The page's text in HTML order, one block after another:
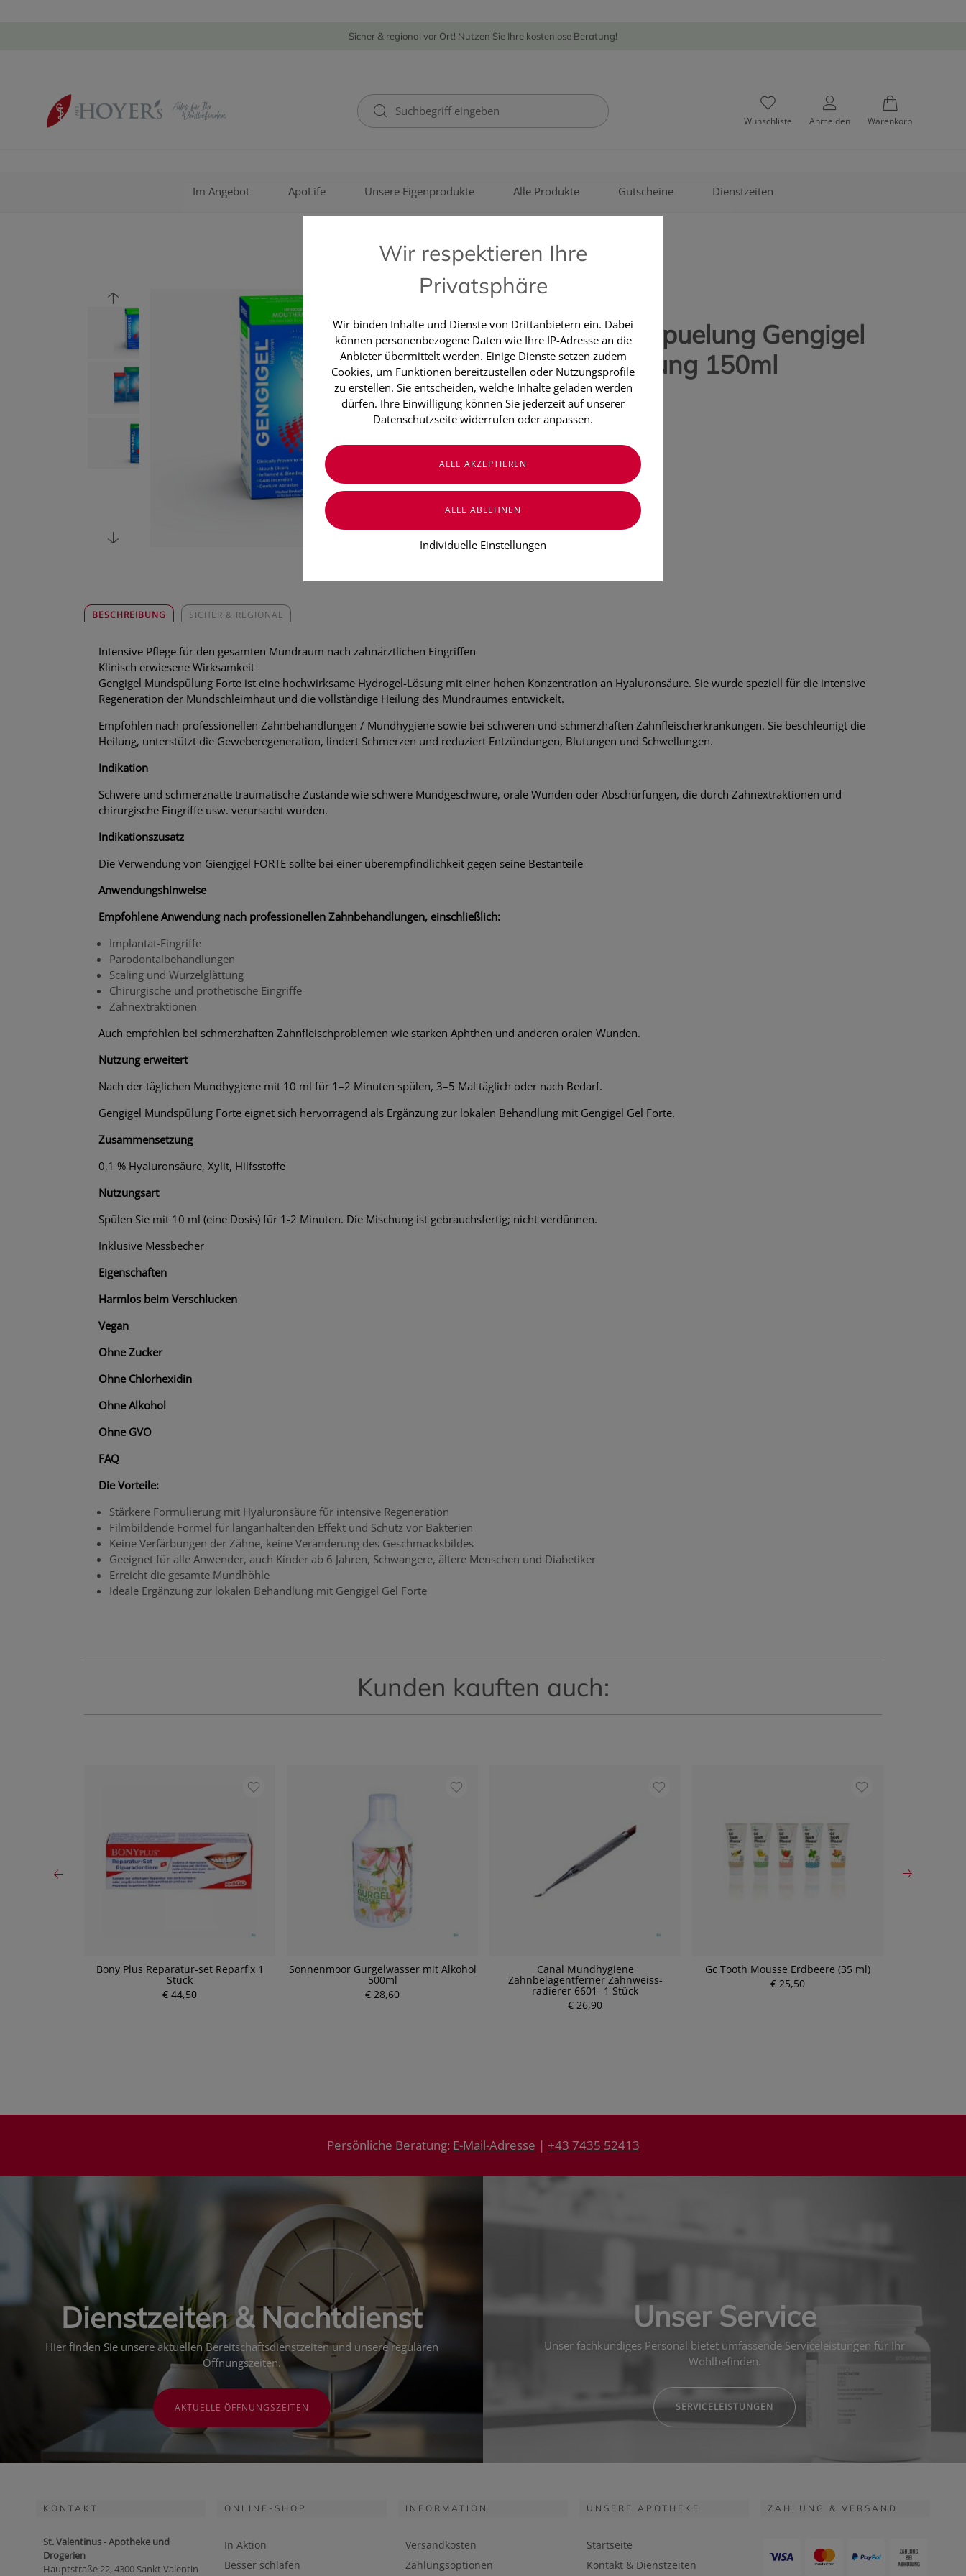
Sicher & regional vor Ort! Nutzen Sie Ihre kostenlose Beratung!
Wunschliste Anmelden Warenkorb
Im Angebot ApoLife Unsere Eigenprodukte Alle Produkte Gutscheine Dienstzeiten
MEDIS D.O.O.
Mundwasser/spuelung Gengigel
Mundspuellösung 150ml
€ 17,10
zzgl. Versandkosten
BESCHREIBUNG SICHER & REGIONAL
Intensive Pflege für den gesamten Mundraum nach zahnärztlichen Eingriffen
Klinisch erwiesene Wirksamkeit
Gengigel Mundspülung Forte ist eine hochwirksame Hydrogel-Lösung mit einer hohen Konzentration an Hyaluronsäure. Sie wurde speziell für die intensive
Regeneration der Mundschleimhaut und die vollständige Heilung des Mundraumes entwickelt.
Empfohlen nach professionellen Zahnbehandlungen / Mundhygiene sowie bei schweren und schmerzhaften Zahnfleischerkrankungen. Sie beschleunigt die
Heilung, unterstützt die Geweberegeneration, lindert Schmerzen und reduziert Entzündungen, Blutungen und Schwellungen.
Indikation
Schwere und schmerznatte traumatische Zustande wie schwere Mundgeschwure, orale Wunden oder Abschürfungen, die durch Zahnextraktionen und
chirurgische Eingriffe usw. verursacht wurden.
Indikationszusatz
Die Verwendung von Giengigel FORTE sollte bei einer überempfindlichkeit gegen seine Bestanteile
Anwendungshinweise
Empfohlene Anwendung nach professionellen Zahnbehandlungen, einschließlich:
Implantat-Eingriffe
Parodontalbehandlungen
Scaling und Wurzelglättung
Chirurgische und prothetische Eingriffe
Zahnextraktionen
Auch empfohlen bei schmerzhaften Zahnfleischproblemen wie starken Aphthen und anderen oralen Wunden.
Nutzung erweitert
Nach der täglichen Mundhygiene mit 10 ml für 1–2 Minuten spülen, 3–5 Mal täglich oder nach Bedarf.
Gengigel Mundspülung Forte eignet sich hervorragend als Ergänzung zur lokalen Behandlung mit Gengigel Gel Forte.
Zusammensetzung
0,1 % Hyaluronsäure, Xylit, Hilfsstoffe
Nutzungsart
Spülen Sie mit 10 ml (eine Dosis) für 1-2 Minuten. Die Mischung ist gebrauchsfertig; nicht verdünnen.
Inklusive Messbecher
Eigenschaften
Harmlos beim Verschlucken
Vegan
Ohne Zucker
Ohne Chlorhexidin
Ohne Alkohol
Ohne GVO
FAQ
Die Vorteile:
Stärkere Formulierung mit Hyaluronsäure für intensive Regeneration
Filmbildende Formel für langanhaltenden Effekt und Schutz vor Bakterien
Keine Verfärbungen der Zähne, keine Veränderung des Geschmacksbildes
Geeignet für alle Anwender, auch Kinder ab 6 Jahren, Schwangere, ältere Menschen und Diabetiker
Erreicht die gesamte Mundhöhle
Ideale Ergänzung zur lokalen Behandlung mit Gengigel Gel Forte
Kunden kauften auch:
Bony Plus Reparatur-set Reparfix 1
Stück
€ 44,50
Sonnenmoor Gurgelwasser mit Alkohol
500ml
€ 28,60
Canal Mundhygiene
Zahnbelagentferner Zahnweiss-
radierer 6601- 1 Stück
€ 26,90
Gc Tooth Mousse Erdbeere (35 ml)
€ 25,50
P
P P
r
P
Wir respektieren Ihre
Privatsphäre
Wir binden Inhalte und Dienste von Drittanbietern ein. Dabei
können personenbezogene Daten wie Ihre IP-Adresse an die
Anbieter übermittelt werden. Einige Dienste setzen zudem
Cookies, um Funktionen bereitzustellen oder Nutzungsprofile
zu erstellen. Sie entscheiden, welche Inhalte geladen werden
dürfen. Ihre Einwilligung können Sie jederzeit auf unserer
Datenschutzseite widerrufen oder anpassen.
Individuelle Einstellungen
Persönliche Beratung: E-Mail-Adresse | +43 7435 52413
Dienstzeiten & Nachtdienst
Hier finden Sie unsere aktuellen Bereitschaftsdienstzeiten und unsere regulären
Öffnungszeiten.
AKTUELLE ÖFFNUNGSZEITEN
Unser Service
Unser fachkundiges Personal bietet umfassende Serviceleistungen für Ihr
Wohlbefinden.
SERVICELEISTUNGEN
KONTAKT
St. Valentinus - Apotheke und
Drogerien
Hauptstraße 22, 4300 Sankt Valentin
ONLINE-SHOP
In Aktion
Besser schlafen
INFORMATION
Versandkosten
Zahlungsoptionen
UNSERE APOTHEKE
Startseite
Kontakt & Dienstzeiten
ZAHLUNG & VERSAND